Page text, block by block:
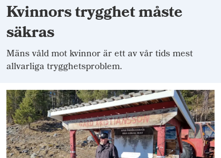
Kvinnors trygghet måste
säkras
Mäns våld mot kvinnor är ett av vår tids mest
allvarliga trygghetsproblem.